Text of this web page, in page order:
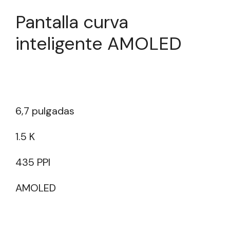
Pantalla curva
inteligente AMOLED
6,7 pulgadas
1.5 K
435 PPI
AMOLED